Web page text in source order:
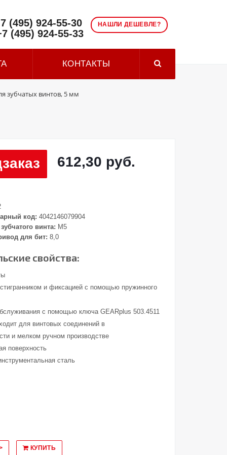
НАШЛИ ДЕШЕВЛЕ?
(495) 924-55-30
(495) 924-55-33
КОНТАКТЫ
зубчатых винтов, 5 мм
612,30 руб.
код: 4042146079904
винта: M5
для бит: 8,0
свойства:
и фиксацией с помощью пружинного
с помощью ключа GEARplus 503.4511
для винтовых соединений в
и мелком ручном производстве
поверхность
сталь
КУПИТЬ